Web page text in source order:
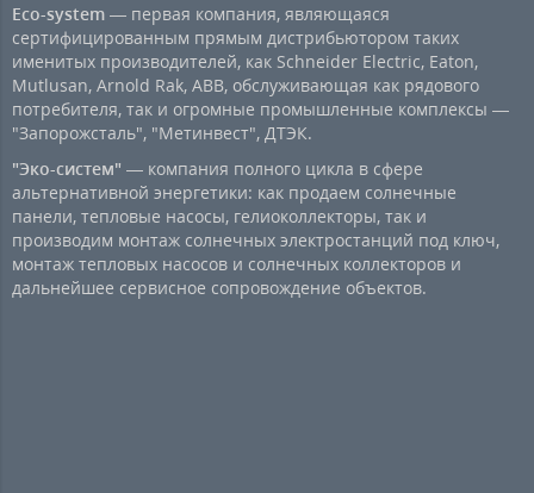
Eco-system — первая компания, являющаяся
сертифицированным прямым дистрибьютором таких
именитых производителей, как Schneider Electric, Eaton,
Mutlusan, Arnold Rak, ABB, обслуживающая как рядового
потребителя, так и огромные промышленные комплексы —
"Запорожсталь", "Метинвест", ДТЭК.
"Эко-систем" — компания полного цикла в сфере
альтернативной энергетики: как продаем солнечные
панели, тепловые насосы, гелиоколлекторы, так и
производим монтаж солнечных электростанций под ключ,
монтаж тепловых насосов и солнечных коллекторов и
дальнейшее сервисное сопровождение объектов.